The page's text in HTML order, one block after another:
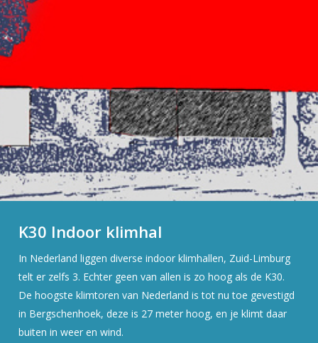
K30 Indoor klimhal
In Nederland liggen diverse indoor klimhallen, Zuid-Limburg
telt er zelfs 3. Echter geen van allen is zo hoog als de K30.
De hoogste klimtoren van Nederland is tot nu toe gevestigd
in Bergschenhoek, deze is 27 meter hoog, en je klimt daar
buiten in weer en wind.